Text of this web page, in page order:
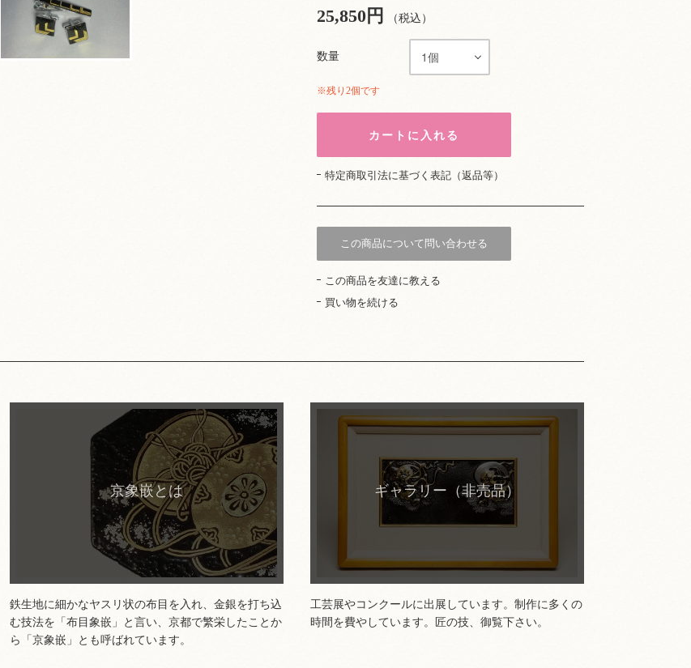
25,850円 （税込）
数量
※残り2個です
特定商取引法に基づく表記（返品等）
この商品について問い合わせる
この商品を友達に教える
買い物を続ける
京象嵌とは
鉄生地に細かなヤスリ状の布目を入れ、金銀を打ち込
む技法を「布目象嵌」と言い、京都で繁栄したことか
ら「京象嵌」とも呼ばれています。
ギャラリー（非売品）
工芸展やコンクールに出展しています。制作に多くの
時間を費やしています。匠の技、御覧下さい。